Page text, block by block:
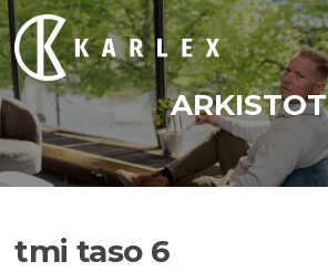
Siirry
suoraan
sisältöön
ARKISTOT
tmi taso 6